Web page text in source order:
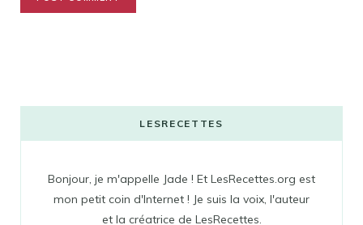
LESRECETTES
Bonjour, je m'appelle Jade ! Et LesRecettes.org est
mon petit coin d'Internet ! Je suis la voix, l'auteur
et la créatrice de LesRecettes.